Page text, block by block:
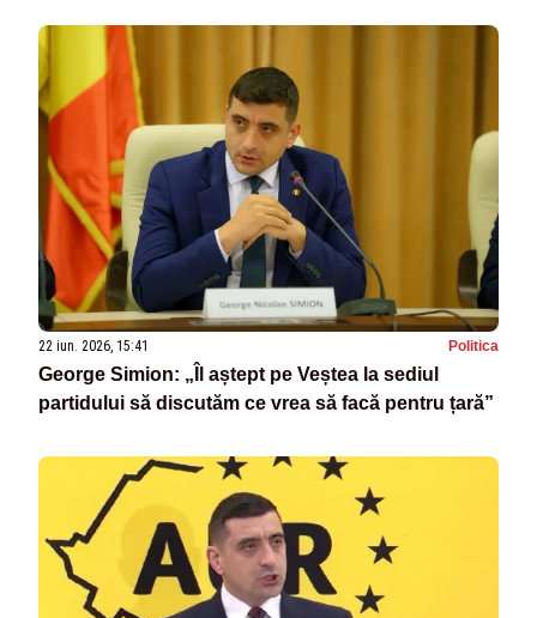
22 iun. 2026, 15:41 Politica
George Simion: „Îl aștept pe Veștea la sediul
partidului să discutăm ce vrea să facă pentru țară”